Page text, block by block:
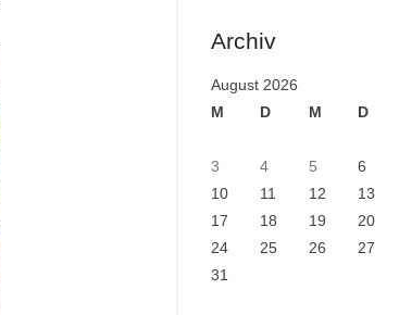
Archiv
August 2026
M
D M D
3
4 5 6
10
11 12 13
17
18 19 20
24
25 26 27
31